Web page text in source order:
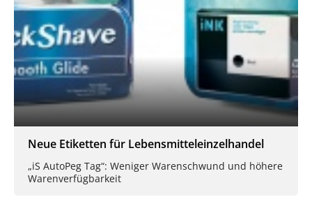
Neue Etiketten für Lebensmitteleinzelhandel
„iS AutoPeg Tag“: Weniger Warenschwund und höhere
Warenverfügbarkeit